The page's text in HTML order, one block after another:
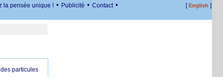
la pensée unique ! • Publicité • Contact • [English ]
particules